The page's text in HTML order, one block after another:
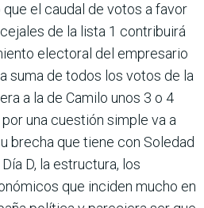
el caudal de votos a favor
de la lista 1 contribuirá
electoral del empresario
suma de todos los votos de la
a la de Camilo unos 3 o 4
una cuestión simple va a
brecha que tiene con Soledad
D, la estructura, los
que inciden mucho en